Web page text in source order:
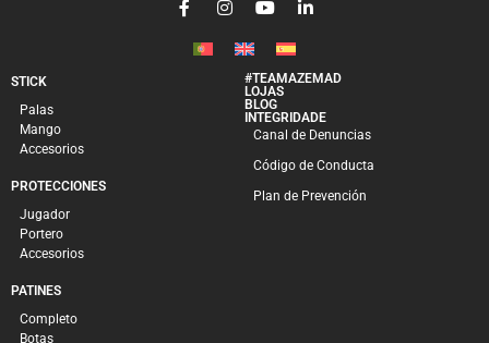
STICK
Palas
Mango
Accesorios
PROTECCIONES
Jugador
Portero
Accesorios
PATINES
Completo
Botas
#TEAMAZEMAD
LOJAS
BLOG
INTEGRIDADE
Canal de Denuncias
Código de Conducta
Plan de Prevención